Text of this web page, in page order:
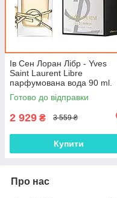
Ів Сен Лоран Лібр - Yves
Saint Laurent Libre
парфумована вода 90 ml.
Готово до відправки
2 929 ₴ 3 559 ₴
Купити
Про нас